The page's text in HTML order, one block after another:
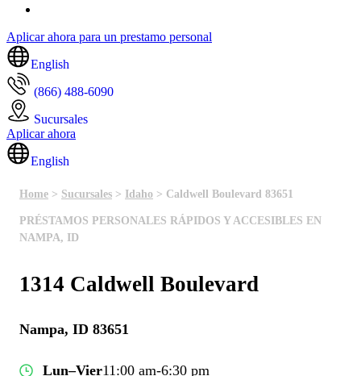
Aplicar ahora para un prestamo personal
English
(866) 488-6090
Sucursales
Aplicar ahora
English
Home > Sucursales > Idaho > Caldwell Boulevard 83651
PRÉSTAMOS PERSONALES RÁPIDOS Y ACCESIBLES EN
NAMPA, ID
1314 Caldwell Boulevard
Nampa, ID 83651
Lun–Vier11:00 am-6:30 pm